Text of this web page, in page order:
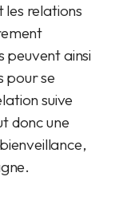
relations
peuvent ainsi
pour se
suive
donc une